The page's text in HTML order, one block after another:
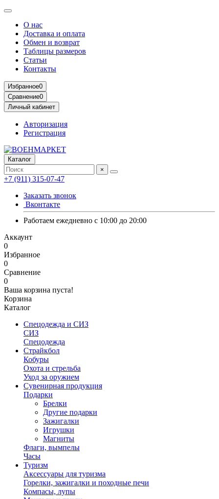
О нас
Доставка и оплата
Обмен и возврат
Таблицы размеров
Статьи
Контакты
Избранное0
Сравнение0
Личный кабинет
Авторизация
Регистрация
Каталог
×
+7 (911) 315-07-47
Заказать звонок
Вконтакте
Работаем ежедневно с 10:00 до 20:00
Аккаунт
0
Избранное
0
Сравнение
0
Ваша корзина пуста!
Корзина
Каталог
Спецодежда и СИЗ
СИЗ
Спецодежда
Страйкбол
Кобуры
Охота и стрельба
Уход за оружием
Сувенирная продукция
Подарки
Брелки
Другие подарки
Зажигалки
Игрушки
Магниты
Флаги, вымпелы
Часы
Туризм
Аксессуары для туризма
Горелки, зажигалки и походные печи
Компасы, лупы